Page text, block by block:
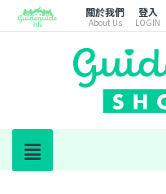
關於我們
About Us
登入
LOGIN